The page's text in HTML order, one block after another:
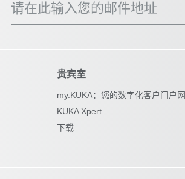
请在此输入您的邮件地址
贵宾室
my.KUKA：您的数字化客户门户
KUKA Xpert
下载